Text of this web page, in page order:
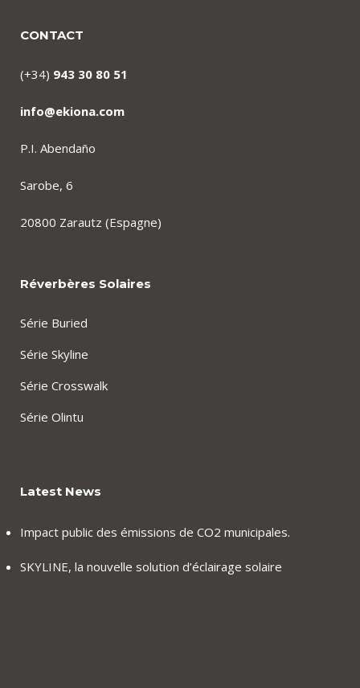
CONTACT
(+34) 943 30 80 51
info@ekiona.com
P.I. Abendaño
Sarobe, 6
20800 Zarautz (Espagne)
Réverbères Solaires
Série Buried
Série Skyline
Série Crosswalk
Série Olintu
Latest News
Impact public des émissions de CO2 municipales.
SKYLINE, la nouvelle solution d’éclairage solaire